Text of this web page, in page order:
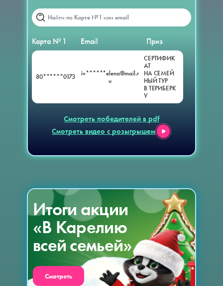
Карта № 1 Email Приз
80******0173
iv******elena@mail.r
u
СЕРТИФИК
АТ
НА СЕМЕЙ
НЫЙ ТУР
В ТЕРИБЕРК
У
Смотреть победителей в pdf
Смотреть видео с розыгрышем
Итоги акции
«В Карелию
всей семьей»
Смотреть